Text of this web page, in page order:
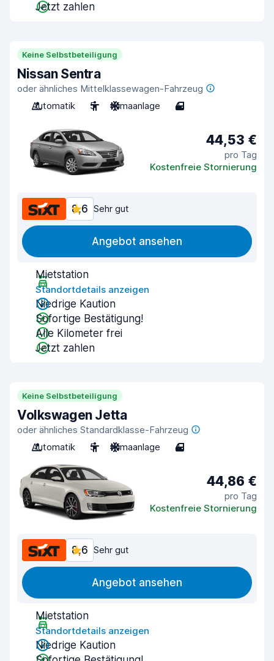
Jetzt zahlen
Keine Selbstbeteiligung
Nissan Sentra
oder ähnliches Mittelklassewagen-Fahrzeug
Automatik
5 Klimaanlage 4
44,53 €
pro Tag
Kostenfreie Stornierung
8,6 Sehr gut
Angebot ansehen
Mietstation
Standortdetails anzeigen
Niedrige Kaution
Sofortige Bestätigung!
Alle Kilometer frei
Jetzt zahlen
Keine Selbstbeteiligung
Volkswagen Jetta
oder ähnliches Standardklasse-Fahrzeug
Automatik
5 Klimaanlage 4
44,86 €
pro Tag
Kostenfreie Stornierung
8,6 Sehr gut
Angebot ansehen
Mietstation
Standortdetails anzeigen
Niedrige Kaution